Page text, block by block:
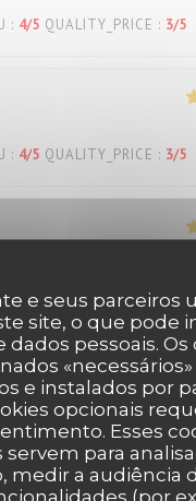
e seus parceiros
site, o que pode
dados pessoais. Os
«necessários»
e instalados por
opcionais
Esses
servem para
medir a audiência
(por
: 4/5 QUALITY_PRICE : 3/5
: 4/5 QUALITY_PRICE : 3/5
équipe très
2 3